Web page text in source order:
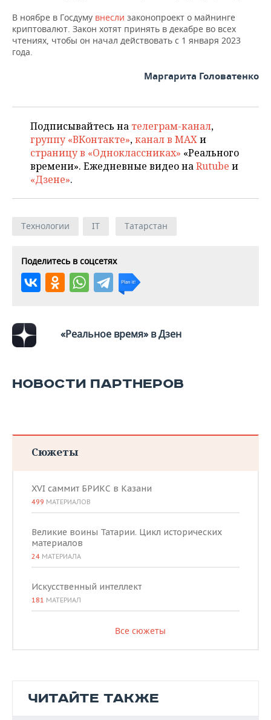
В ноябре в Госдуму внесли законопроект о майнинге
криптовалют. Закон хотят принять в декабре во всех
чтениях, чтобы он начал действовать с 1 января 2023
года.
Маргарита Головатенко
Подписывайтесь на телеграм-канал,
группу «ВКонтакте»,канал в MAXи
страницу в «Одноклассниках» «Реального
времени». Ежедневные видео наRutube и
«Дзене».
Технологии IT Татарстан
Поделитесь в соцсетях
«Реальное время» в Дзен
НОВОСТИ ПАРТНЕРОВ
Сюжеты
XVI саммит БРИКС в Казани
499 МАТЕРИАЛОВ
Великие воины Татарии. Цикл исторических
материалов
24 МАТЕРИАЛА
Искусственный интеллект
181 МАТЕРИАЛ
Все сюжеты
ЧИТАЙТЕ ТАКЖЕ